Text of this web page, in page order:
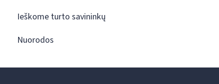
Ieškome turto savininkų
Nuorodos